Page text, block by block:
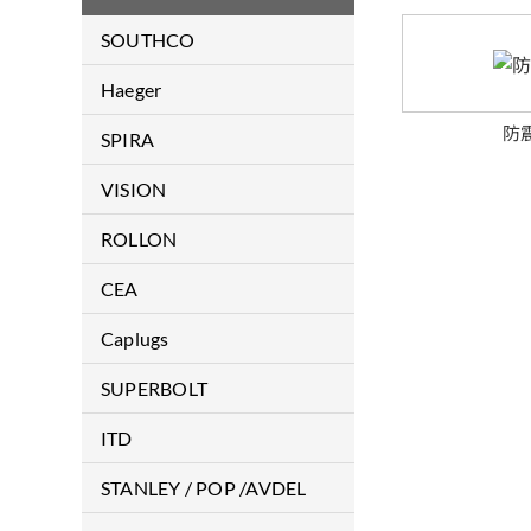
SOUTHCO
門鎖類
鉸鏈
顯示螢幕支臂
伺服器水冷散熱機構件解決方
案
Haeger
Haeger
SPIRA
EMI Gaskets & Shielding
Products
VISION
雷射焊接機
ROLLON
導軌
CEA
ARC WELDING
RESISTANCE WELDING
Caplugs
保護蓋/保護塞
SUPERBOLT
超級螺母
ITD
德國品牌醫療推車
STANLEY / POP /AVDEL
防